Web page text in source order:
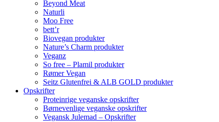
Beyond Meat
Naturli
Moo Free
bett’r
Biovegan produkter
Nature’s Charm produkter
Veganz
So free – Plamil produkter
Rømer Vegan
Seitz Glutenfrei & ALB GOLD produkter
Opskrifter
Proteinrige veganske opskrifter
Børnevenlige veganske opskrifter
Vegansk Julemad – Opskrifter